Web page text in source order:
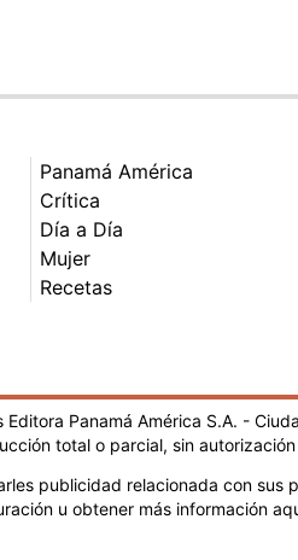
Panamá América
Crítica
Día a Día
Mujer
Recetas
Panamá América S.A. -
total o parcial, sin
publicidad relacionada con
u obtener más información